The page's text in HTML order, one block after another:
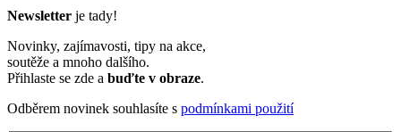
Newsletter je tady!
Novinky, zajímavosti, tipy na akce,
soutěže a mnoho dalšího.
Přihlaste se zde a buďte v obraze.
Odběrem novinek souhlasíte s podmínkami použití